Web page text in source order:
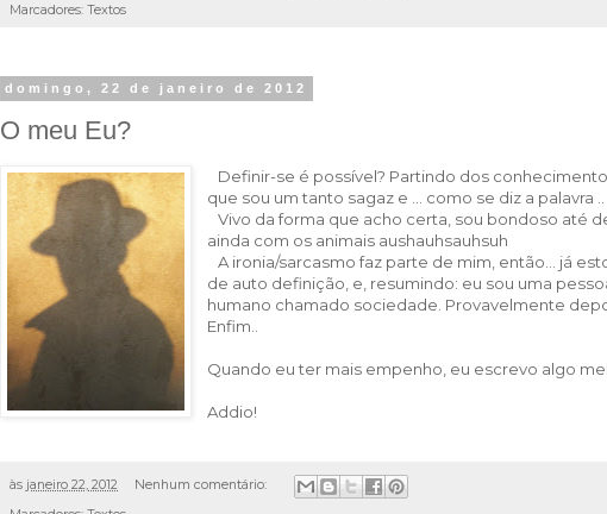
Marcadores: Textos
domingo, 22 de janeiro de 2012
O meu Eu?
Definir-se é possível? Partindo dos
que sou um tanto sagaz e ... como se diz a palavra
Vivo da forma que acho certa, sou bondoso até
ainda com os animais aushauhsauhsuh
A ironia/sarcasmo faz parte de mim, então... já
de auto definição, e, resumindo: eu sou uma
humano chamado sociedade. Provavelmente
Enfim..
Quando eu ter mais empenho, eu escrevo algo
Addio!
às janeiro 22, 2012
Nenhum comentário: